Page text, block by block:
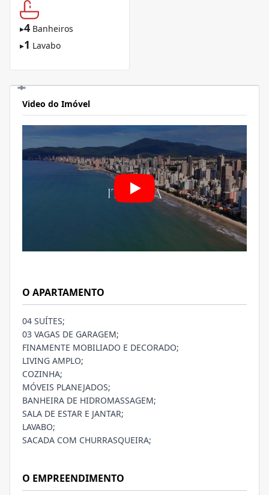
▸4 Banheiros
▸1 Lavabo
Video do Imóvel
O APARTAMENTO
04 SUÍTES;
03 VAGAS DE GARAGEM;
FINAMENTE MOBILIADO E DECORADO;
LIVING AMPLO;
COZINHA;
MÓVEIS PLANEJADOS;
BANHEIRA DE HIDROMASSAGEM;
SALA DE ESTAR E JANTAR;
LAVABO;
SACADA COM CHURRASQUEIRA;
O EMPREENDIMENTO